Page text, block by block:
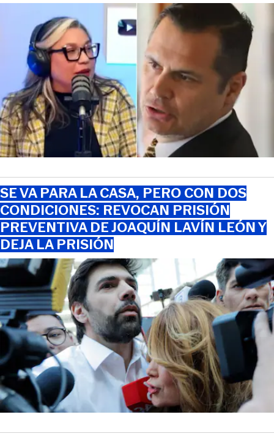
SE VA PARA LA CASA, PERO CON DOS
CONDICIONES: REVOCAN PRISIÓN
PREVENTIVA DE JOAQUÍN LAVÍN LEÓN Y
DEJA LA PRISIÓN